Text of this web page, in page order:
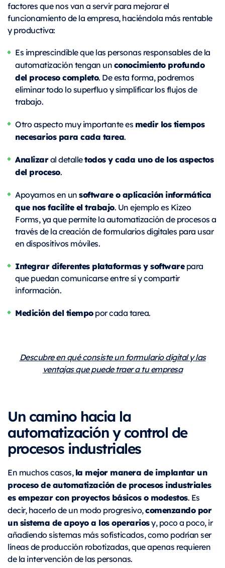
factores que nos van a servir para mejorar el
funcionamiento de la empresa, haciéndola más rentable
y productiva:
Es imprescindible que las personas responsables de la
automatización tengan unconocimiento profundo
del proceso completo. De esta forma, podremos
eliminar todo lo superfluo y simplificar los flujos de
trabajo.
Otro aspecto muy importante es medir los tiempos
necesarios para cada tarea.
Analizaral detalletodos y cada uno de los aspectos
del proceso.
Apoyarnos en unsoftware o aplicación informática
que nos facilite el trabajo. Un ejemplo es Kizeo
Forms, ya que permite laautomatización de procesosa
través de la creación de formularios digitales para usar
en dispositivos móviles.
Integrar diferentes plataformas y softwarepara
que puedan comunicarse entre sí y compartir
información.
Medición del tiempopor cada tarea.
Descubre en qué consiste un formulario digital y las
ventajas que puede traer a tu empresa
Un camino hacia la
automatización y control de
procesos industriales
En muchos casos, la mejor manera de implantar un
proceso de automatización de procesos industriales
es empezar con proyectos básicos o modestos. Es
decir, hacerlo de un modo progresivo,comenzando por
un sistema de apoyo a los operariosy, poco a poco, ir
añadiendo sistemas más sofisticados, como podrían ser
líneas de producción robotizadas, que apenas requieren
de la intervención de las personas.